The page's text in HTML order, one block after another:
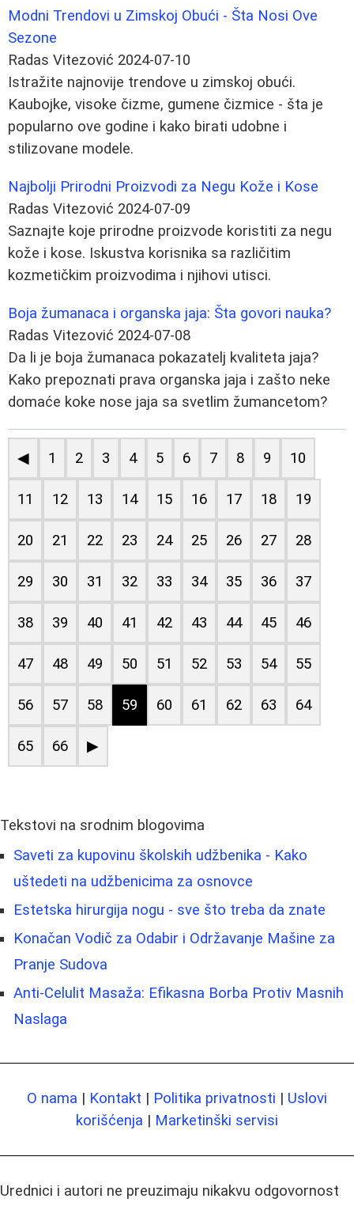
Modni Trendovi u Zimskoj Obući - Šta Nosi Ove
Sezone
Radas Vitezović 2024-07-10
Istražite najnovije trendove u zimskoj obući.
Kaubojke, visoke čizme, gumene čizmice - šta je
popularno ove godine i kako birati udobne i
stilizovane modele.
Najbolji Prirodni Proizvodi za Negu Kože i Kose
Radas Vitezović 2024-07-09
Saznajte koje prirodne proizvode koristiti za negu
kože i kose. Iskustva korisnika sa različitim
kozmetičkim proizvodima i njihovi utisci.
Boja žumanaca i organska jaja: Šta govori nauka?
Radas Vitezović 2024-07-08
Da li je boja žumanaca pokazatelj kvaliteta jaja?
Kako prepoznati prava organska jaja i zašto neke
domaće koke nose jaja sa svetlim žumancetom?
◀ 1 2 3 4 5 6 7 8 9 10
11 12 13 14 15 16 17 18 19
20 21 22 23 24 25 26 27 28
29 30 31 32 33 34 35 36 37
38 39 40 41 42 43 44 45 46
47 48 49 50 51 52 53 54 55
56 57 58 59 60 61 62 63 64
65 66 ▶
Tekstovi na srodnim blogovima
Saveti za kupovinu školskih udžbenika - Kako
uštedeti na udžbenicima za osnovce
Estetska hirurgija nogu - sve što treba da znate
Konačan Vodič za Odabir i Održavanje Mašine za
Pranje Sudova
Anti-Celulit Masaža: Efikasna Borba Protiv Masnih
Naslaga
O nama | Kontakt | Politika privatnosti | Uslovi
korišćenja | Marketinški servisi
Urednici i autori ne preuzimaju nikakvu odgovornost